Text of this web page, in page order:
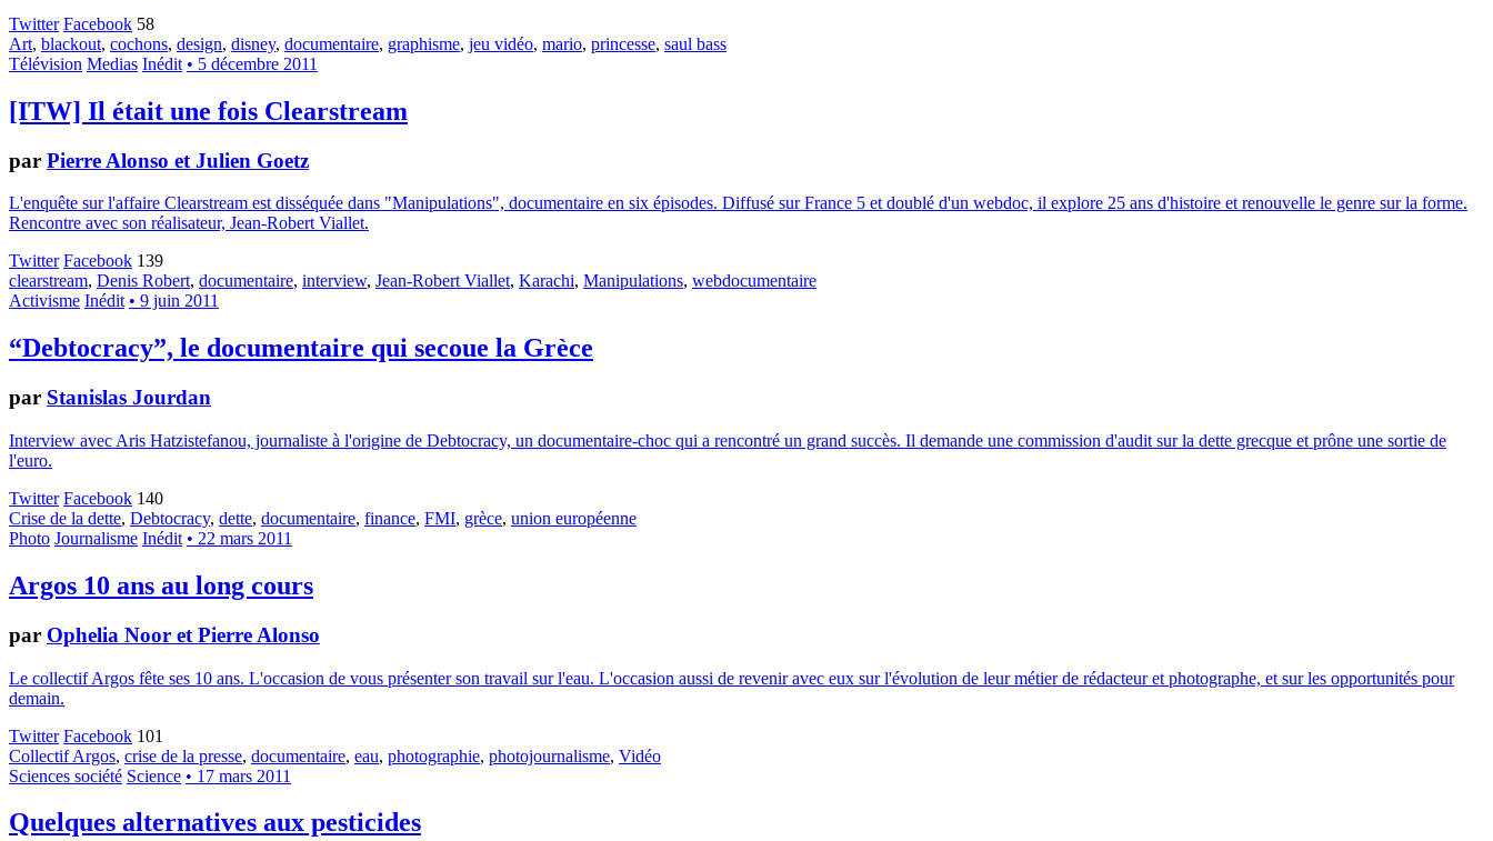
Twitter Facebook 58
Art, blackout, cochons, design, disney, documentaire, graphisme, jeu vidéo, mario, princesse, saul bass
Télévision Medias Inédit • 5 décembre 2011
[ITW] Il était une fois Clearstream
par Pierre Alonso et Julien Goetz
L'enquête sur l'affaire Clearstream est disséquée dans "Manipulations", documentaire en six épisodes. Diffusé sur France 5 et doublé d'un webdoc, il explore 25 ans d'histoire et renouvelle le genre sur la forme.
Rencontre avec son réalisateur, Jean-Robert Viallet.
Twitter Facebook 139
clearstream, Denis Robert, documentaire, interview, Jean-Robert Viallet, Karachi, Manipulations, webdocumentaire
Activisme Inédit • 9 juin 2011
“Debtocracy”, le documentaire qui secoue la Grèce
par Stanislas Jourdan
Interview avec Aris Hatzistefanou, journaliste à l'origine de Debtocracy, un documentaire-choc qui a rencontré un grand succès. Il demande une commission d'audit sur la dette grecque et prône une sortie de
l'euro.
Twitter Facebook 140
Crise de la dette, Debtocracy, dette, documentaire, finance, FMI, grèce, union européenne
Photo Journalisme Inédit • 22 mars 2011
Argos 10 ans au long cours
par Ophelia Noor et Pierre Alonso
Le collectif Argos fête ses 10 ans. L'occasion de vous présenter son travail sur l'eau. L'occasion aussi de revenir avec eux sur l'évolution de leur métier de rédacteur et photographe, et sur les opportunités pour
demain.
Twitter Facebook 101
Collectif Argos, crise de la presse, documentaire, eau, photographie, photojournalisme, Vidéo
Sciences société Science • 17 mars 2011
Quelques alternatives aux pesticides